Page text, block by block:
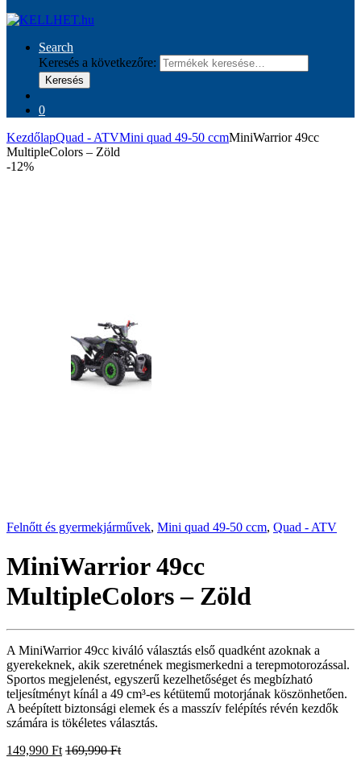
Search
Keresés a következőre:
Keresés
0
KezdőlapQuad - ATVMini quad 49-50 ccmMiniWarrior 49cc
MultipleColors – Zöld
-12%
Felnőtt és gyermekjárművek, Mini quad 49-50 ccm, Quad - ATV
MiniWarrior 49cc
MultipleColors – Zöld
A MiniWarrior 49cc kiváló választás első quadként azoknak a
gyerekeknek, akik szeretnének megismerkedni a terepmotorozással.
Sportos megjelenést, egyszerű kezelhetőséget és megbízható
teljesítményt kínál a 49 cm³-es kétütemű motorjának köszönhetően.
A beépített biztonsági elemek és a masszív felépítés révén kezdők
számára is tökéletes választás.
149,990 Ft 169,990Ft